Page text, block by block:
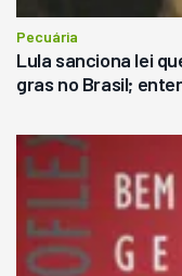
Pecuária
Lula sanciona lei
gras no Brasil;